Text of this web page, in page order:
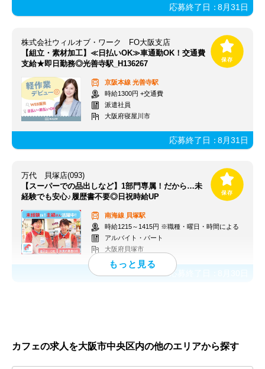
応募終了日：8月31日
株式会社ウィルオブ・ワーク FO大阪支店
【組立・素材加工】≪日払いOK≫車通勤OK！交通費
支給★即日勤務◎光善寺駅_H136267
京阪本線 光善寺駅
時給1300円 +交通費
派遣社員
大阪府寝屋川市
応募終了日：8月31日
万代 貝塚店(093)
【スーパーでの品出しなど】1部門専属！だから…未
経験でも安心♪履歴書不要◎日祝時給UP
南海線 貝塚駅
時給1215～1415円 ※職種・曜日・時間による
アルバイト・パート
大阪府貝塚市
応募終了日：
カフェの求人を大阪市中央区内の他のエリアから探す